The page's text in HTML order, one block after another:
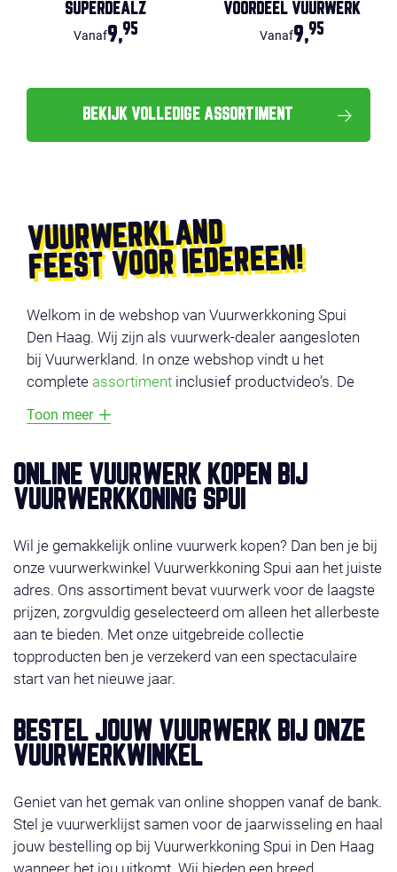
SUPERDEALZ
Vanaf9,95
VOORDEEL VUURWERK
Vanaf9,95
BEKIJK VOLLEDIGE ASSORTIMENT
VUURWERKLAND
FEEST VOOR IEDEREEN!
Welkom in de webshop van Vuurwerkkoning Spui
Den Haag. Wij zijn als vuurwerk-dealer aangesloten
bij Vuurwerkland. In onze webshop vindt u het
complete assortiment inclusief productvideo’s. De
categorieën, zoals
of 31 december 2025.
Toon meer
ONLINE VUURWERK KOPEN BIJ
VUURWERKKONING SPUI
Wil je gemakkelijk online vuurwerk kopen? Dan ben je bij
onze vuurwerkwinkel Vuurwerkkoning Spui aan het juiste
adres. Ons assortiment bevat vuurwerk voor de laagste
prijzen, zorgvuldig geselecteerd om alleen het allerbeste
aan te bieden. Met onze uitgebreide collectie
topproducten ben je verzekerd van een spectaculaire
start van het nieuwe jaar.
BESTEL JOUW VUURWERK BIJ ONZE
VUURWERKWINKEL
Geniet van het gemak van online shoppen vanaf de bank.
Stel je vuurwerklijst samen voor de jaarwisseling en haal
jouw bestelling op bij Vuurwerkkoning Spui in Den Haag
wanneer het jou uitkomt. Wij bieden een breed